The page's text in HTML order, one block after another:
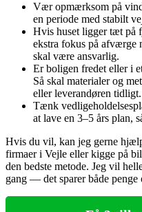
Vær opmærksom på
en periode med stabilt
Hvis huset ligger tæt på
ekstra fokus på
skal være ansvarlig.
Er boligen fredet eller i
Så skal materialer og
eller leverandøren tidligt.
Tænk
at lave en 3–5 års plan,
Hvis du vil, kan jeg gerne
firmaer i Vejle eller kigge på
den bedste metode. Jeg vil
gang — det sparer både penge